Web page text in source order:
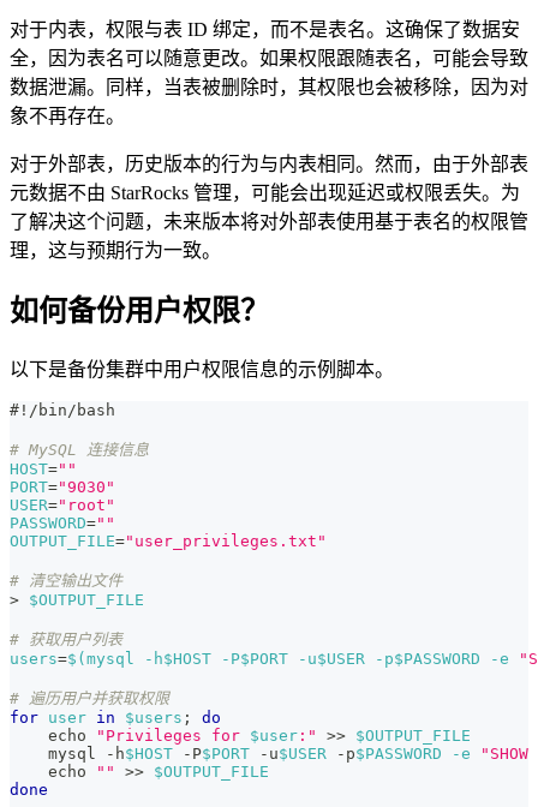
对于内表，权限与表 ID 绑定，而不是表名。这确保了数据安
全，因为表名可以随意更改。如果权限跟随表名，可能会导致
数据泄漏。同样，当表被删除时，其权限也会被移除，因为对
象不再存在。
对于外部表，历史版本的行为与内表相同。然而，由于外部表
元数据不由 StarRocks 管理，可能会出现延迟或权限丢失。为
了解决这个问题，未来版本将对外部表使用基于表名的权限管
理，这与预期行为一致。
如何备份用户权限？
以下是备份集群中用户权限信息的示例脚本。
#!/bin/bash
# MySQL 连接信息
HOST=""
PORT="9030"
USER="root"
PASSWORD=""
OUTPUT_FILE="user_privileges.txt"
# 清空输出文件
> $OUTPUT_FILE
# 获取用户列表
users=$(mysql -h$HOST -P$PORT -u$USER -p$PASSWORD -e
# 遍历用户并获取权限
for user in $users ;
do
echo
"Privileges for $user :" >> $OUTPUT_FILE
    mysql -h
$HOST -P$PORT -u$USER -p$PASSWORD -e
echo
"" >> $OUTPUT_FILE
done